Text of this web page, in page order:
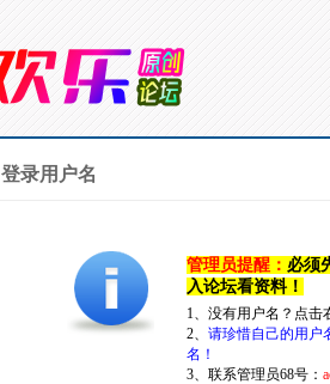
登录用户名
管理员提醒： 必须
入论坛看资料！
1、没有用户名？点
2、 请珍惜自己的用户
名！
3、联系管理员68号：